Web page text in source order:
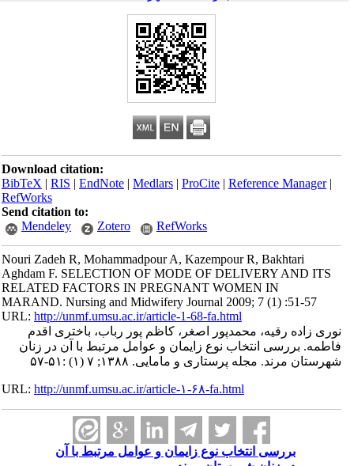
Download citation:
BibTeX|RIS|EndNote|Medlars|ProCite|Reference Manager
RefWorks
Send citation to:
Mendeley
Zotero RefWorks
Nouri Zadeh R, Mohammadpour A, Kazempour R, Bakhtari
Aghdam F. SELECTION OF MODE OF DELIVERY AND ITS
RELATED FACTORS IN PREGNANT WOMEN IN
MARAND. Nursing and Midwifery Journal 2009; 7 (1) :51-57
URL:http://unmf.umsu.ac.ir/article-1-68-fa.html
نوری زاده رقیه، محمدپور اصغر، کاظم پور رباب، باختری اقدم
فاطمه. بررسی انتخاب نوع زایمان و عوامل مرتبط با آن در زنان
شهرستان مرند. مجله پرستاری و مامایی. ۱۳۸۸; ۷ (۱) :۵۱-۵۷
URL:http://unmf.umsu.ac.ir/article-۱-۶۸-fa.html
بررسی انتخاب نوع زایمان و عوامل مرتبط با آن